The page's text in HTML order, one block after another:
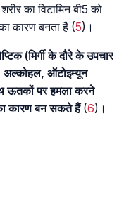
का विटामिन बी5 को
कारण बनता है (5)।
(मिर्गी के दौरे के उपचार
अल्कोहल, ऑटोइम्यून
ऊतकों पर हमला करने
कारण बन सकते हैं(6)।